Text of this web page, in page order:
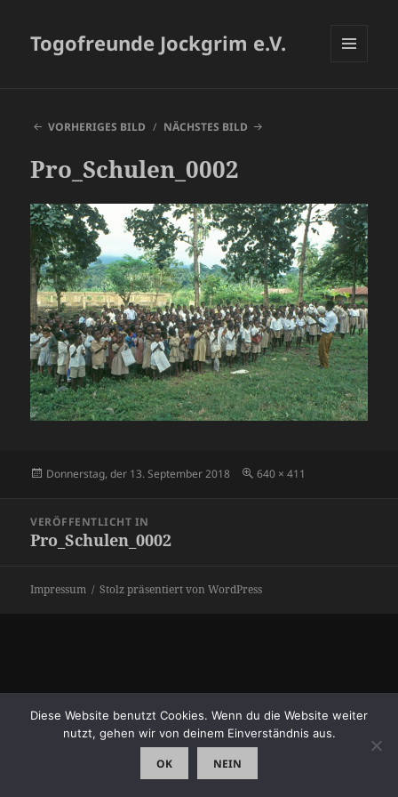
Togofreunde Jockgrim e.V.
VORHERIGES BILD
NÄCHSTES BILD
Pro_Schulen_0002
Veröffentlicht
Donnerstag, der 13. September 2018 Originalgröße
640 × 411
VERÖFFENTLICHT IN
Pro_Schulen_0002
Impressum Stolz präsentiert von WordPress
Diese Website benutzt Cookies. Wenn du die Website weiter
nutzt, gehen wir von deinem Einverständnis aus.
OK NEIN